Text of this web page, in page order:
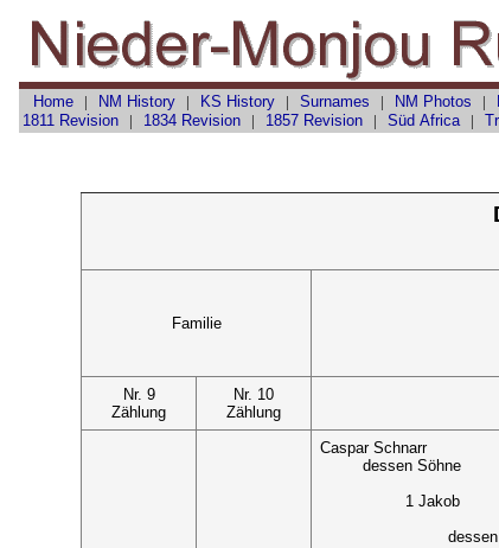
Home| NM History| KS History| Surnames | NM Photos |
1811 Revision| 1834 Revision| 1857 Revision | Süd Africa|
Familie
Nr. 9
Zählung
Nr. 10
Zählung
Caspar Schnarr
dessen Söhne
1 Jakob